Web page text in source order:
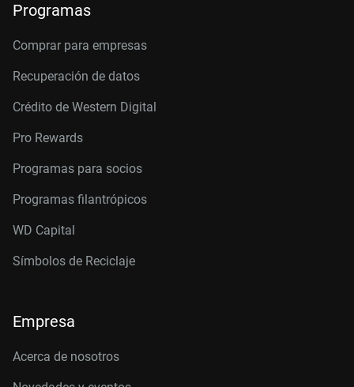
Programas
Comprar para empresas
Recuperación de datos
Crédito de Western Digital
Pro Rewards
Programas para socios
Programas filantrópicos
WD Capital
Símbolos de Reciclaje
Empresa
Acerca de nosotros